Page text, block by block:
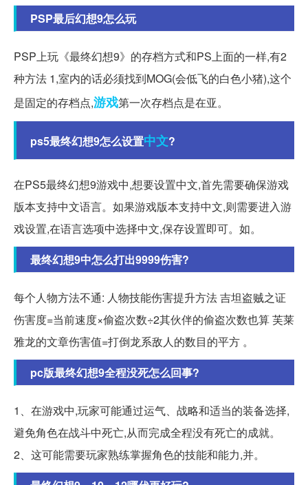
PSP最后幻想9怎么玩
PSP上玩《最终幻想9》的存档方式和PS上面的一样,有2
种方法 1,室内的话必须找到MOG(会低飞的白色小猪),这个
是固定的存档点,游戏第一次存档点是在亚。
ps5最终幻想9怎么设置中文?
在PS5最终幻想9游戏中,想要设置中文,首先需要确保游戏
版本支持中文语言。如果游戏版本支持中文,则需要进入游
戏设置,在语言选项中选择中文,保存设置即可。如。
最终幻想9中怎么打出9999伤害?
每个人物方法不通: 人物技能伤害提升方法 吉坦盗贼之证
伤害度=当前速度×偷盗次数÷2其伙伴的偷盗次数也算 芙莱
雅龙的文章伤害值=打倒龙系敌人的数目的平方 。
pc版最终幻想9全程没死怎么回事?
1、在游戏中,玩家可能通过运气、战略和适当的装备选择,
避免角色在战斗中死亡,从而完成全程没有死亡的成就。
2、这可能需要玩家熟练掌握角色的技能和能力,并。